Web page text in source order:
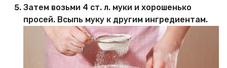
Затем возьми 4 ст. л. муки и хорошенько
просей. Всыпь муку к другим ингредиентам.